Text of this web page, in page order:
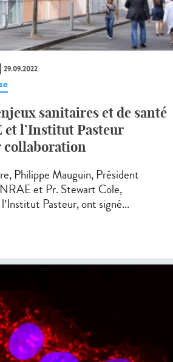
29.09.2022
sanitaires et de santé
et l’Institut Pasteur
Philippe Mauguin, Président
et Pr. Stewart Cole,
Pasteur, ont signé...